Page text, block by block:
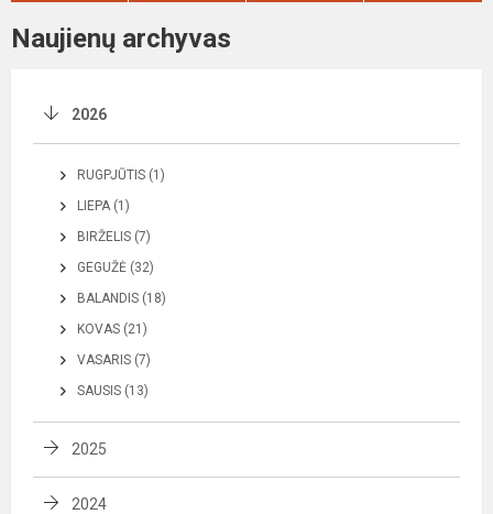
Naujienų archyvas
2026
RUGPJŪTIS (1)
LIEPA (1)
BIRŽELIS (7)
GEGUŽĖ (32)
BALANDIS (18)
KOVAS (21)
VASARIS (7)
SAUSIS (13)
2025
2024